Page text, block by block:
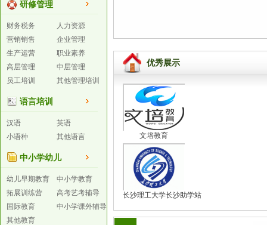
研修管理
财务税务
人力资源
营销销售
企业管理
生产运营
职业素养
高层管理
中层管理
员工培训
其他管理培训
语言培训
汉语
英语
小语种
其他语言
中小学幼儿
幼儿早期教育
中小学教育
拓展训练营
高考艺考辅导
国际教育
中小学课外辅导
其他教育
优秀展示
文培教育
长沙理工大学长沙助学站